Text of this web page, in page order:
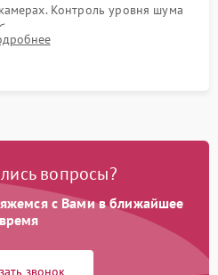
Контроль уровня шума
стенок и корректного
автоматической оттайки.
вопросы?
с Вами в ближайшее
время
звонок